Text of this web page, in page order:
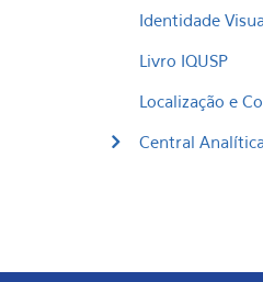
Identidade
Livro IQUSP
Localização e
Central